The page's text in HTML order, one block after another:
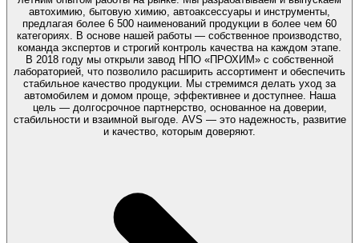
автохимию, бытовую химию, автоаксессуары и инструменты,
предлагая более 6 500 наименований продукции в более чем 60
категориях. В основе нашей работы — собственное производство,
команда экспертов и строгий контроль качества на каждом этапе.
В 2018 году мы открыли завод НПО «ПРОХИМ» с собственной
лабораторией, что позволило расширить ассортимент и обеспечить
стабильное качество продукции. Мы стремимся делать уход за
автомобилем и домом проще, эффективнее и доступнее. Наша
цель — долгосрочное партнерство, основанное на доверии,
стабильности и взаимной выгоде. AVS — это надежность, развитие
и качество, которым доверяют.